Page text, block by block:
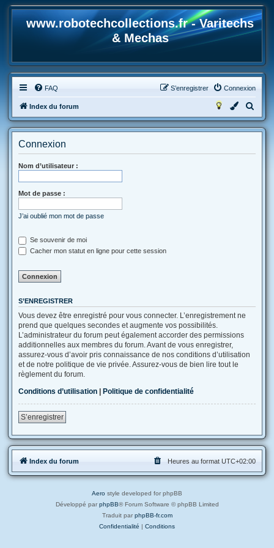
www.robotechcollections.fr - Varitechs
& Mechas
FAQ Connexion
S’enregistrer
Index du forum
e
Connexion
Nom d’utilisateur :
Mot de passe :
J’ai oublié mon mot de passe
Se souvenir de moi
Cacher mon statut en ligne pour cette session
S’ENREGISTRER
Vous devez être enregistré pour vous connecter. L’enregistrement ne
prend que quelques secondes et augmente vos possibilités.
L’administrateur du forum peut également accorder des permissions
additionnelles aux membres du forum. Avant de vous enregistrer,
assurez-vous d’avoir pris connaissance de nos conditions d’utilisation
et de notre politique de vie privée. Assurez-vous de bien lire tout le
règlement du forum.
Conditions d’utilisation | Politique de confidentialité
S’enregistrer
Index du forum Heures au format UTC+02:00
Aero style developed for phpBB
Développé par phpBB® Forum Software © phpBB Limited
Traduit par phpBB-fr.com
Confidentialité | Conditions